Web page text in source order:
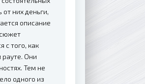
них деньги,
описание
сюжет
с того, как
Они
Тем не
одного из